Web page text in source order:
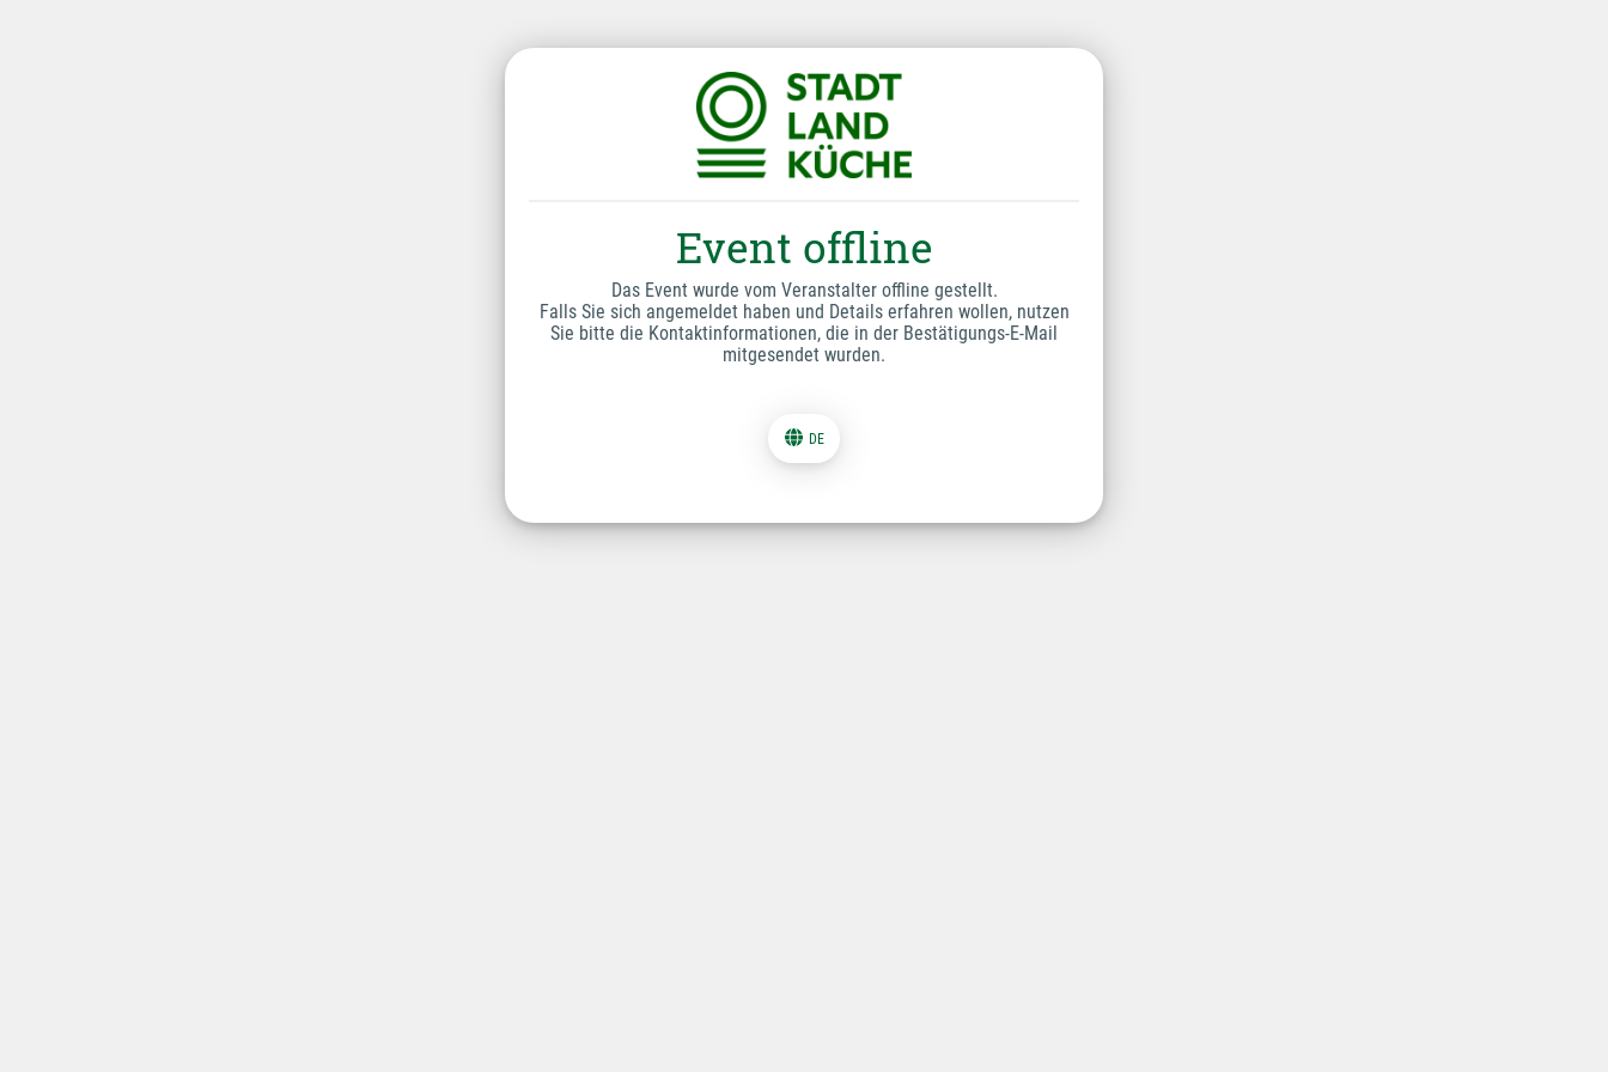
Event offline
Das Event wurde vom Veranstalter offline gestellt.
Falls Sie sich angemeldet haben und Details erfahren wollen, nutzen
Sie bitte die Kontaktinformationen, die in der Bestätigungs-E-Mail
mitgesendet wurden.
DE